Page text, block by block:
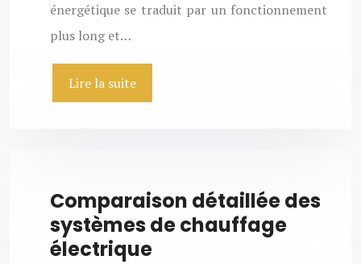
énergétique se traduit par un fonctionnement
plus long et…
Lire la suite
Comparaison détaillée des
systèmes de chauffage
électrique